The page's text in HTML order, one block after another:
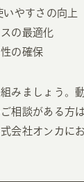
いやすさの向上
の最適化
の確保
みましょう。
相談がある方
会社オンカに